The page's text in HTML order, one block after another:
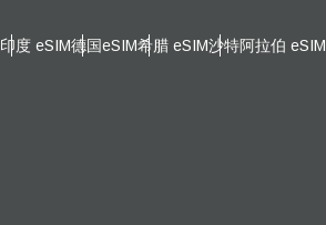
印度 eSIM德国eSIM希腊 eSIM沙特阿拉伯 eSIM